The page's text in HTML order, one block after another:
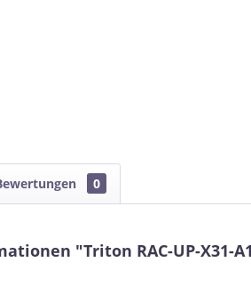
0
"Triton RAC-UP-X31-